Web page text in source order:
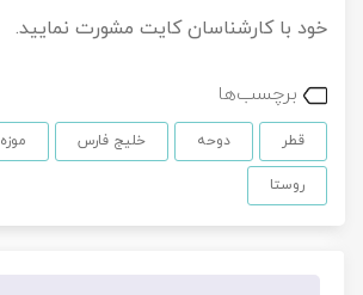
خود با کارشناسان کایت مشورت نمایید.
برچسب‌ها
قطر دوحه خلیج فارس موزه
روستا